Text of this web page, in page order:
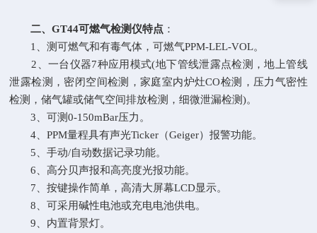
二、GT44可燃气检测仪特点 ：
1、测可燃气和有毒气体，可燃气PPM-LEL-VOL。
2、一台仪器7种应用模式(地下管线泄露点检测，地上管线
泄露检测，密闭空间检测，家庭室内炉灶CO检测，压力气密性
检测，储气罐或储气空间排放检测，细微泄漏检测)。
3、可测0-150mBar压力。
4、PPM量程具有声光Ticker（Geiger）报警功能。
5、手动/自动数据记录功能。
6、高分贝声报和高亮度光报功能。
7、按键操作简单，高清大屏幕LCD显示。
8、可采用碱性电池或充电电池供电。
9、内置背景灯。